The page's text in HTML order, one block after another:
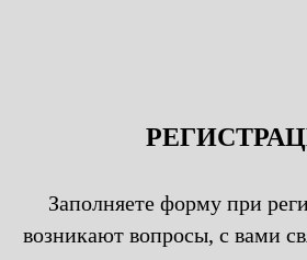
Заполняете форму при
возникают вопросы, с вами